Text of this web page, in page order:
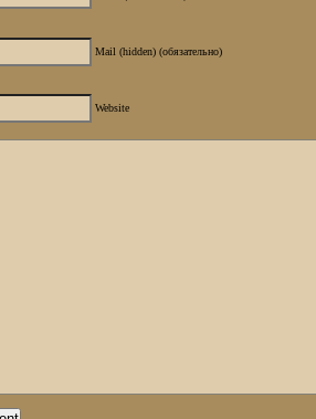
Mail (hidden) (обязательно)
Website